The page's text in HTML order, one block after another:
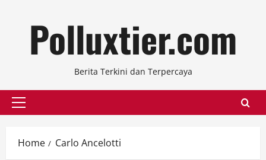
Polluxtier.com
Berita Terkini dan Terpercaya
Primary
Home Carlo Ancelotti